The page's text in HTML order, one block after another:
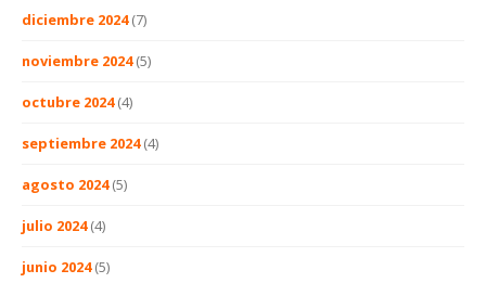
diciembre 2024(7)
noviembre 2024(5)
octubre 2024(4)
septiembre 2024(4)
agosto 2024(5)
julio 2024(4)
junio 2024(5)